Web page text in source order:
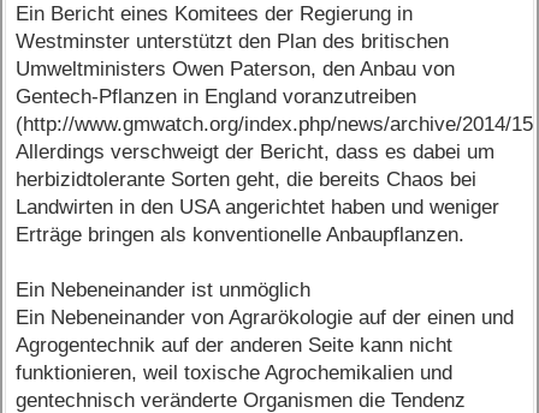
Ein Bericht eines Komitees der Regierung in
Westminster unterstützt den Plan des britischen
Umweltministers Owen Paterson, den Anbau von
Gentech-Pflanzen in England voranzutreiben
(http://www.gmwatch.org/index.php/news/archive/2014/
Allerdings verschweigt der Bericht, dass es dabei um
herbizidtolerante Sorten geht, die bereits Chaos bei
Landwirten in den USA angerichtet haben und weniger
Erträge bringen als konventionelle Anbaupflanzen.
Ein Nebeneinander ist unmöglich
Ein Nebeneinander von Agrarökologie auf der einen und
Agrogentechnik auf der anderen Seite kann nicht
funktionieren, weil toxische Agrochemikalien und
gentechnisch veränderte Organismen die Tendenz